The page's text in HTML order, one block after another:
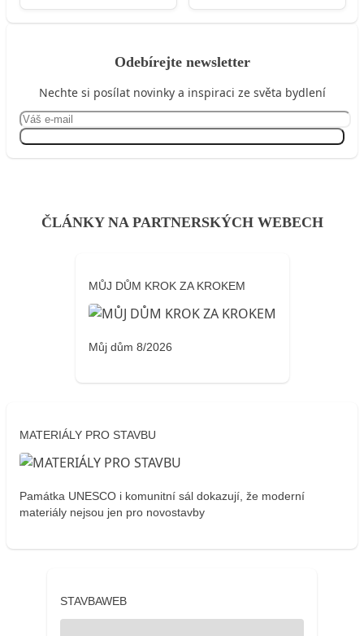
Odebírejte newsletter
Nechte si posílat novinky a inspiraci ze světa bydlení
ČLÁNKY NA PARTNERSKÝCH WEBECH
MŮJ DŮM KROK ZA KROKEM
Můj dům 8/2026
MATERIÁLY PRO STAVBU
Památka UNESCO i komunitní sál dokazují, že moderní
materiály nejsou jen pro novostavby
STAVBAWEB